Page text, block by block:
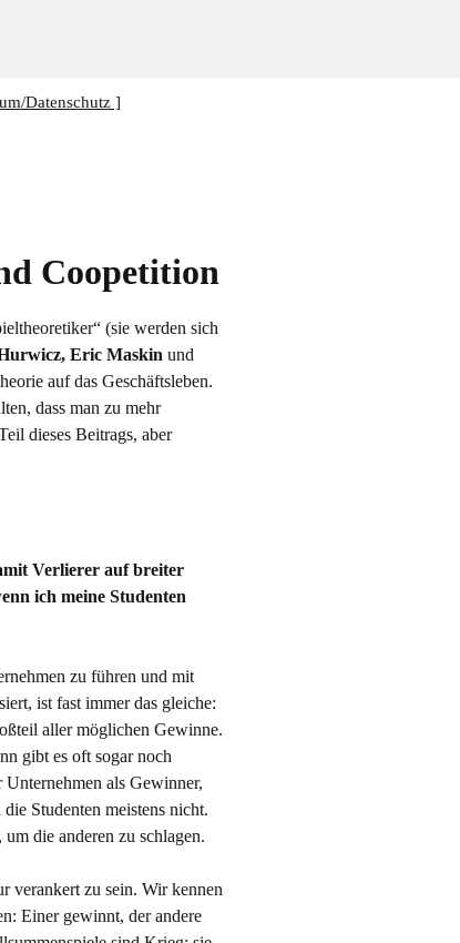
Datenschutz ]
Coopetition
(sie werden sich
Eric Maskin und
auf das Geschäftsleben.
dass man zu mehr
dieses Beitrags, aber
Verlierer auf breiter
ich meine Studenten
zu führen und mit
ist fast immer das gleiche:
aller möglichen Gewinne.
gibt es oft sogar noch
als Gewinner,
Studenten meistens nicht.
die anderen zu schlagen.
verankert zu sein. Wir kennen
Einer gewinnt, der andere